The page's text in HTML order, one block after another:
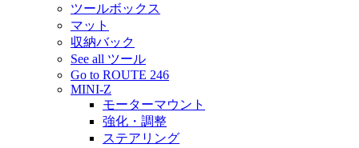
ツールボックス
マット
収納バック
See all ツール
Go to ROUTE 246
MINI-Z
モーターマウント
強化・調整
ステアリング